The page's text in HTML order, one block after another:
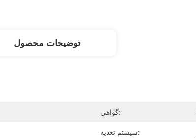
توضیحات محصول
گواهی:
سیستم تغذیه: